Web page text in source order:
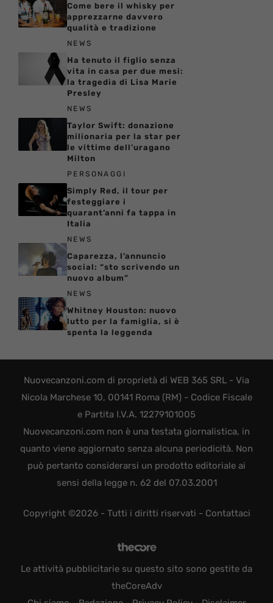
Come bere il whisky per
apprezzarne davvero
qualità e tradizione
NEWS
Ha tenuto il figlio senza
vita in casa per due mesi:
la tragedia di Lisa Marie
Presley
NEWS
Taylor Swift: donazione
milionaria per la star per
le vittime dell’uragano
Milton
PERSONAGGI
Simply Red, il tour per
festeggiare i
quarant’anni fa tappa in
Italia
NEWS
Caparezza, l’annuncio
social: “sto scrivendo un
nuovo album”
NEWS
Whitney Houston: nuovo
lutto per la famiglia, si è
spenta la leggenda
Nuovecanzoni.com di proprietà di WEB 365 SRL - Via
Nicola Marchese 10, 00141 Roma (RM) - Codice Fiscale
e Partita I.V.A. 12279101005
Nuovecanzoni.com non è una testata giornalistica, in
quanto viene aggiornato senza alcuna periodicità. Non
può pertanto considerarsi un prodotto editoriale ai
sensi della legge n. 62 del 07.03.2001
Copyright ©2026 - Tutti i diritti riservati - Contattaci
Le attività pubblicitarie su questo sito sono gestite da
theCoreAdv